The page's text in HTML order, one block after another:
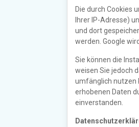
Die durch Cookies
Ihrer IP-Adresse)
und dort
werden. Google
Sie können die
weisen Sie jedoch
umfänglich nutzen
erhobenen Daten
einverstanden.